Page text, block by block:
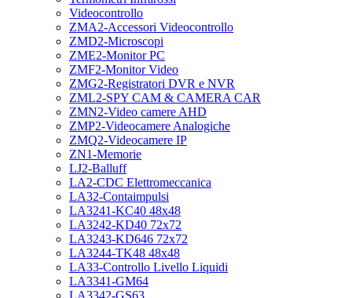
Videocontrollo
ZMA2-Accessori Videocontrollo
ZMD2-Microscopi
ZME2-Monitor PC
ZMF2-Monitor Video
ZMG2-Registratori DVR e NVR
ZML2-SPY CAM & CAMERA CAR
ZMN2-Video camere AHD
ZMP2-Videocamere Analogiche
ZMQ2-Videocamere IP
ZN1-Memorie
LJ2-Balluff
LA2-CDC Elettromeccanica
LA32-Contaimpulsi
LA3241-KC40 48x48
LA3242-KD40 72x72
LA3243-KD646 72x72
LA3244-TK48 48x48
LA33-Controllo Livello Liquidi
LA3341-GM64
LA3342-GS63